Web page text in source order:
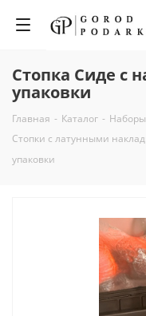
Стопка Сиде с
упаковки
Главная - Каталог -
Стопки с латунными
упаковки